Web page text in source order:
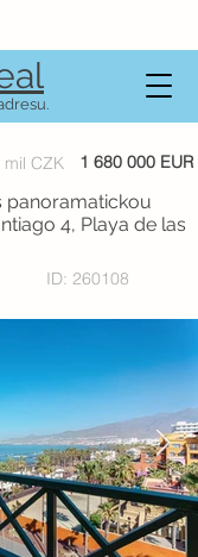
al
CZK 1 680 000 EUR
panoramatickou
4, Playa de las
ID: 260108